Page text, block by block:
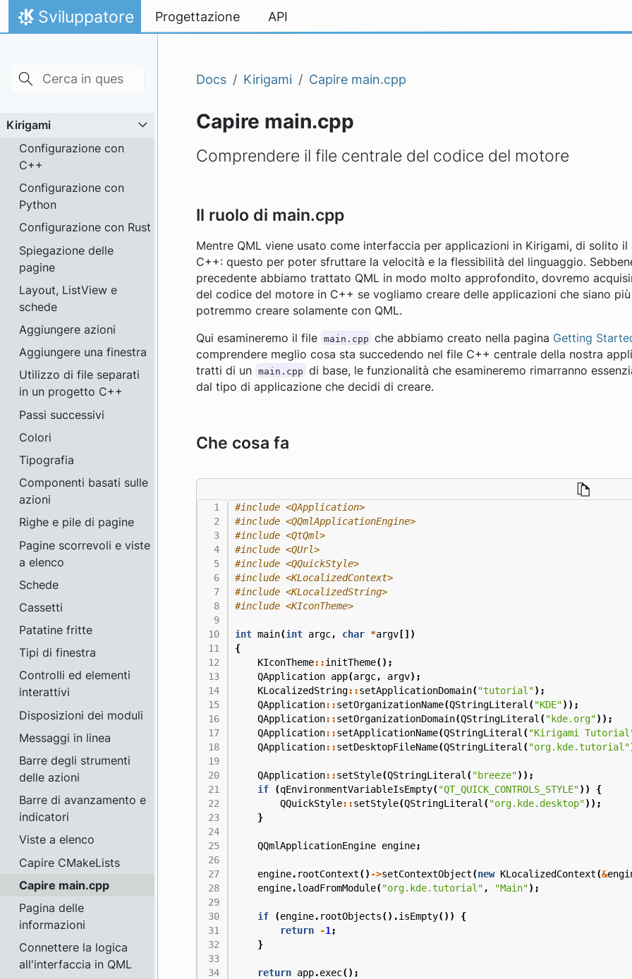
Skip to main content
Passa al contenuto
Pagina iniziale
Sviluppatore Progettazione API
Kirigami
Configurazione con
C++
Configurazione con
Python
Configurazione con Rust
Spiegazione delle
pagine
Layout, ListView e
schede
Aggiungere azioni
Aggiungere una finestra
Utilizzo di file separati
in un progetto C++
Passi successivi
Colori
Tipografia
Componenti basati sulle
azioni
Righe e pile di pagine
Pagine scorrevoli e viste
a elenco
Schede
Cassetti
Patatine fritte
Tipi di finestra
Controlli ed elementi
interattivi
Disposizioni dei moduli
Messaggi in linea
Barre degli strumenti
delle azioni
Barre di avanzamento e
indicatori
Viste a elenco
Capire CMakeLists
Capire main.cpp
Pagina delle
informazioni
Connettere la logica
all'interfaccia in QML
Docs Kirigami Capire main.cpp
Capire main.cpp
Comprendere il file centrale del codice del motore
Il ruolo di main.cpp
Mentre QML viene usato come interfaccia per applicazioni in Kirigami, di solito
C++: questo per poter sfruttare la velocità e la flessibilità del linguaggio.
precedente abbiamo trattato QML in modo molto approfondito, dovremo
del codice del motore in C++ se vogliamo creare delle applicazioni che siano
potremmo creare solamente con QML.
Qui esamineremo il file main.cpp che abbiamo creato nella pagina Getting
comprendere meglio cosa sta succedendo nel file C++ centrale della nostra
tratti di un main.cpp di base, le funzionalità che esamineremo rimarranno
dal tipo di applicazione che decidi di creare.
Che cosa fa
3
4
5
6
7
8
9
10
13
14
15
16
17
18
19
20
23
24
25
26
27
28
29
30
33
34
#include <QApplication>
#include <QQmlApplicationEngine>
#include <QtQml>
#include <QUrl>
#include <QQuickStyle>
#include <KLocalizedContext>
#include <KLocalizedString>
#include <KIconTheme>
int main(int argc, char *argv [])
{
KIconTheme::initTheme();
QApplication app(argc, argv);
KLocalizedString::setApplicationDomain("tutorial");
QApplication::setOrganizationName(QStringLiteral ("KDE"));
QApplication::setOrganizationDomain(QStringLiteral ("kde.org"));
QApplication::setApplicationName(QStringLiteral ("Kirigami
QApplication::setDesktopFileName(QStringLiteral ("org.kde.tutorial"
QApplication::setStyle(QStringLiteral ("breeze"));
if
(qEnvironmentVariableIsEmpty("QT_QUICK_CONTROLS_STYLE"))
{
QQuickStyle::setStyle(QStringLiteral ("org.kde.desktop"));
}
QQmlApplicationEngine engine;
engine. rootContext() ->setContextObject(new KLocalizedContext(&
engine.loadFromModule("org.kde.tutorial" , "Main");
if (engine. rootObjects().isEmpty())
{
return
-1 ;
}
return app.exec();